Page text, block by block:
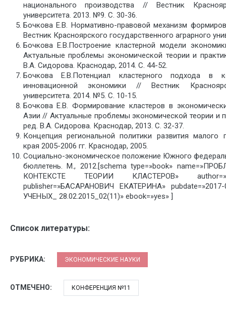
национального производства // Вестник
университета. 2013. №9. С. 30-36.
Бочкова Е.В. Нормативно-правовой механизм
Вестник Красноярского государственного аграрного
Бочкова Е.В.Построение кластерной модели
Актуальные проблемы экономической теории и
В.А. Сидорова. Краснодар, 2014. С. 44-52.
Бочкова Е.В.Потенциал кластерного подхода в
инновационной экономики // Вестник
университета. 2014. №5. С. 10-15.
Бочкова Е.В. Формирование кластеров в
Азии // Актуальные проблемы экономической теории и
ред. В.А. Сидорова. Краснодар, 2013. С. 32-37.
Концепция региональной политики развития малого
края 2005-2006 гг. Краснодар, 2005.
Социально-экономическое положение Южного
бюллетень. М., 2012.[schema type=»book»
КОНТЕКСТЕ ТЕОРИИ КЛАСТЕРОВ»
publisher=»БАСАРАНОВИЧ ЕКАТЕРИНА»
УЧЕНЫХ_ 28.02.2015_02(11)» ebook=»yes» ]
Список литературы:
РУБРИКА: ЭКОНОМИЧЕСКИЕ НАУКИ
ОТМЕЧЕНО: КОНФЕРЕНЦИЯ №11